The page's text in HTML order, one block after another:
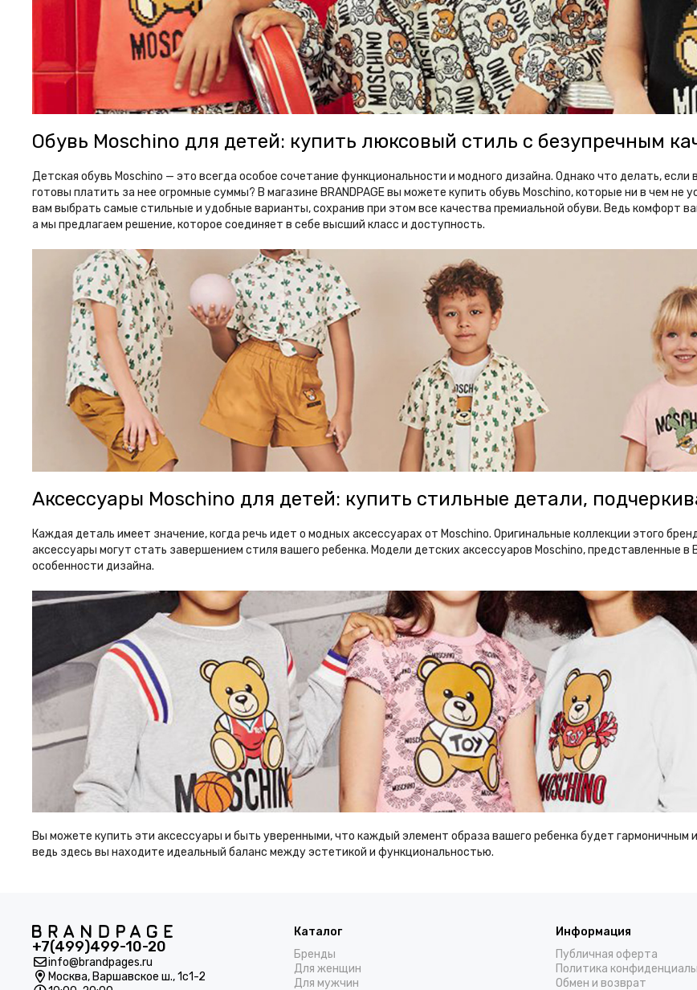
Обувь Moschino для детей: купить люксовый стиль с безупречным
Детская обувь Moschino — это всегда особое сочетание функциональности и модного дизайна. Однако что делать,
готовы платить за нее огромные суммы? В магазине BRANDPAGE вы можете купить обувь Moschino, которые ни в чем
вам выбрать самые стильные и удобные варианты, сохранив при этом все качества премиальной обуви. Ведь комфорт
а мы предлагаем решение, которое соединяет в себе высший класс и доступность.
Аксессуары Moschino для детей: купить стильные детали,
Каждая деталь имеет значение, когда речь идет о модных аксессуарах от Moschino. Оригинальные коллекции этого
аксессуары могут стать завершением стиля вашего ребенка. Модели детских аксессуаров Moschino, представленные в
особенности дизайна.
Вы можете купить эти аксессуары и быть уверенными, что каждый элемент образа вашего ребенка будет гармоничным
ведь здесь вы находите идеальный баланс между эстетикой и функциональностью.
+7(499)499-10-20
info@brandpages.ru
Москва, Варшавское ш., 1с1-2
Каталог
Бренды
Для женщин
Для мужчин
Информация
Публичная оферта
Политика
Обмен и возврат